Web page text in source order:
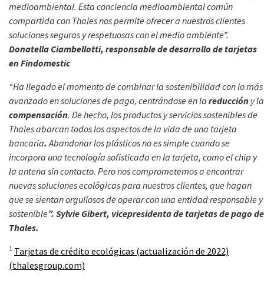
medioambiental. Esta conciencia medioambiental común
compartida con Thales nos permite ofrecer a nuestros clientes
soluciones seguras y respetuosas con el medio ambiente”.
Donatella Ciambellotti, responsable de desarrollo de tarjetas
en Findomestic
“Ha llegado el momento de combinar la sostenibilidad con lo más
avanzado en soluciones de pago, centrándose en la reducción y la
compensación. De hecho, los productos y servicios sostenibles de
Thales abarcan todos los aspectos de la vida de una tarjeta
bancaria.Abandonar los plásticos no es simple cuando se
incorpora una tecnología sofisticada en la tarjeta, como el chip y
la antena sin contacto. Pero nos comprometemos a encontrar
nuevas soluciones ecológicas para nuestros clientes, que hagan
que se sientan orgullosos de operar con una entidad responsable y
sostenible”. Sylvie Gibert, vicepresidenta de tarjetas de pago de
Thales.
1 Tarjetas de crédito ecológicas (actualización de 2022)
(thalesgroup.com)